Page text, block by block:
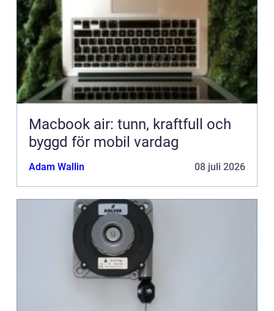
Macbook air: tunn, kraftfull och
byggd för mobil vardag
Adam Wallin 08 juli 2026